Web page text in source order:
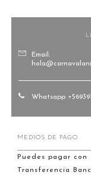
Email:
Whatsapp
MEDIOS DE PAGO
Puedes pagar
Transferencia